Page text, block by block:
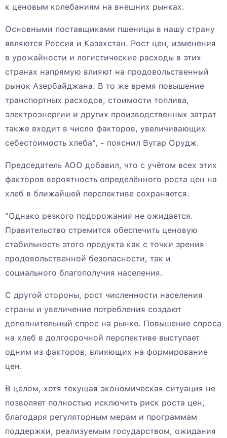
к ценовым колебаниям на внешних рынках.
Основными поставщиками пшеницы в нашу страну
являются Россия и Казахстан. Рост цен, изменения
в урожайности и логистические расходы в этих
странах напрямую влияют на продовольственный
рынок Азербайджана. В то же время повышение
транспортных расходов, стоимости топлива,
электроэнергии и других производственных затрат
также входит в число факторов, увеличивающих
себестоимость хлеба", - пояснил Вугар Орудж.
Председатель АОО добавил, что с учётом всех этих
факторов вероятность определённого роста цен на
хлеб в ближайшей перспективе сохраняется.
"Однако резкого подорожания не ожидается.
Правительство стремится обеспечить ценовую
стабильность этого продукта как с точки зрения
продовольственной безопасности, так и
социального благополучия населения.
С другой стороны, рост численности населения
страны и увеличение потребления создают
дополнительный спрос на рынке. Повышение спроса
на хлеб в долгосрочной перспективе выступает
одним из факторов, влияющих на формирование
цен.
В целом, хотя текущая экономическая ситуация не
позволяет полностью исключить риск роста цен,
благодаря регуляторным мерам и программам
поддержки, реализуемым государством, ожидания